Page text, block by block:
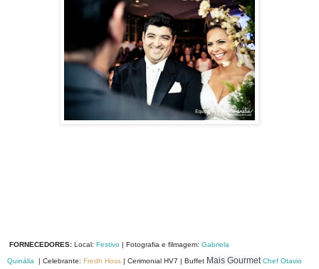
FORNECEDORES: Local: Festivo | Fotografia e filmagem: Gabriela
Quinália | Celebrante: Fredh Hoss | Cerimonial HV7 | Buffet Mais Gourmet Chef Otavio